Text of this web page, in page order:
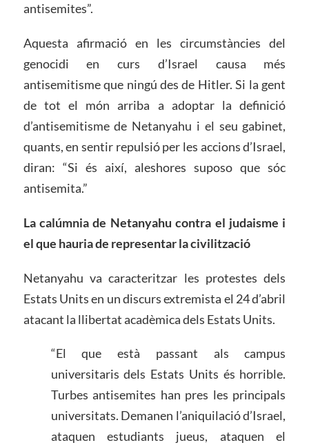
antisemites”.
Aquesta afirmació en les circumstàncies del
genocidi en curs d’Israel causa més
antisemitisme que ningú des de Hitler. Si la gent
de tot el món arriba a adoptar la definició
d’antisemitisme de Netanyahu i el seu gabinet,
quants, en sentir repulsió per les accions d’Israel,
diran: “Si és així, aleshores suposo que sóc
antisemita.”
La calúmnia de Netanyahu contra el judaisme i
el que hauria de representar la civilització
Netanyahu va caracteritzar les protestes dels
Estats Units en un discurs extremista el 24 d’abril
atacant la llibertat acadèmica dels Estats Units.
“El que està passant als campus
universitaris dels Estats Units és horrible.
Turbes antisemites han pres les principals
universitats. Demanen l’aniquilació d’Israel,
ataquen estudiants jueus, ataquen el